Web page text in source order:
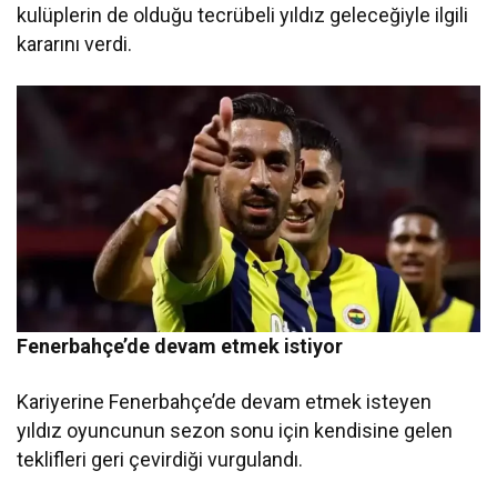
kulüplerin de olduğu tecrübeli yıldız geleceğiyle ilgili
kararını verdi.
Fenerbahçe’de devam etmek istiyor
Kariyerine Fenerbahçe’de devam etmek isteyen
yıldız oyuncunun sezon sonu için kendisine gelen
teklifleri geri çevirdiği vurgulandı.